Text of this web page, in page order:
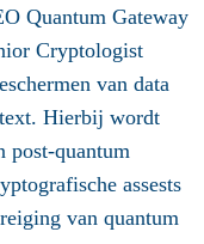
Quantum Gateway
Cryptologist
van data
Hierbij wordt
post-quantum
assests
van quantum